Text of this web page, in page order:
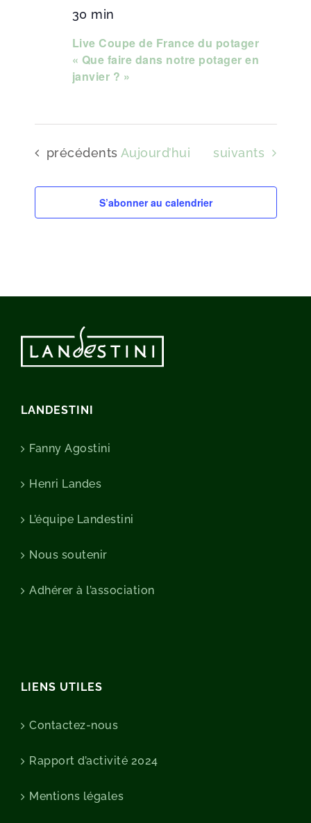
Live Coupe de France du potager
« Que faire dans notre potager en
janvier ? »
30 min
Évènements
précédents Aujourd’hui Évènements
suivants
S’abonner au calendrier
LANDESTINI
Fanny Agostini
Henri Landes
L’équipe Landestini
Nous soutenir
Adhérer à l’association
LIENS UTILES
Contactez-nous
Rapport d’activité 2024
Mentions légales